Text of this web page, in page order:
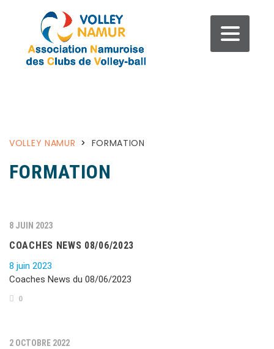
VOLLEY NAMUR > FORMATION
FORMATION
8 JUIN 2023
COACHES NEWS 08/06/2023
8 juin 2023
Coaches News du 08/06/2023
0
2 OCTOBRE 2022